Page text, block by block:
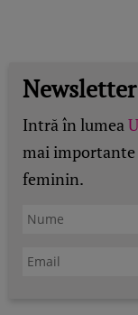
Intră în lumea
mai
feminin.